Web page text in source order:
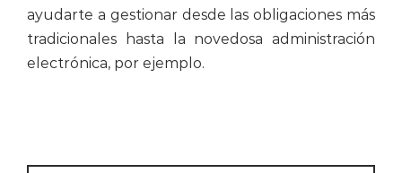
ayudarte a gestionar desde las obligaciones más
tradicionales hasta la novedosa administración
electrónica, por ejemplo.